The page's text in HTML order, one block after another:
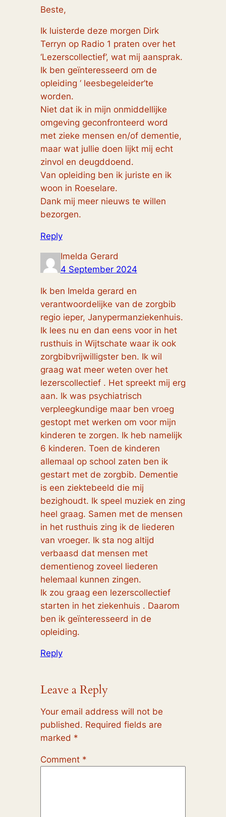
Beste,
Ik luisterde deze morgen Dirk
Terryn op Radio 1 praten over het
‘Lezerscollectief’, wat mij aansprak.
Ik ben geïnteresseerd om de
opleiding ‘ leesbegeleider’te
worden.
Niet dat ik in mijn onmiddellijke
omgeving geconfronteerd word
met zieke mensen en/of dementie,
maar wat jullie doen lijkt mij echt
zinvol en deugddoend.
Van opleiding ben ik juriste en ik
woon in Roeselare.
Dank mij meer nieuws te willen
bezorgen.
Reply
Imelda Gerard
4 September 2024
Ik ben Imelda gerard en
verantwoordelijke van de zorgbib
regio ieper, Janypermanziekenhuis.
Ik lees nu en dan eens voor in het
rusthuis in Wijtschate waar ik ook
zorgbibvrijwilligster ben. Ik wil
graag wat meer weten over het
lezerscollectief . Het spreekt mij erg
aan. Ik was psychiatrisch
verpleegkundige maar ben vroeg
gestopt met werken om voor mijn
kinderen te zorgen. Ik heb namelijk
6 kinderen. Toen de kinderen
allemaal op school zaten ben ik
gestart met de zorgbib. Dementie
is een ziektebeeld die mij
bezighoudt. Ik speel muziek en zing
heel graag. Samen met de mensen
in het rusthuis zing ik de liederen
van vroeger. Ik sta nog altijd
verbaasd dat mensen met
dementienog zoveel liederen
helemaal kunnen zingen.
Ik zou graag een lezerscollectief
starten in het ziekenhuis . Daarom
ben ik geïnteresseerd in de
opleiding.
Reply
Leave a Reply
Your email address will not be
published. Required fields are
marked *
Comment *